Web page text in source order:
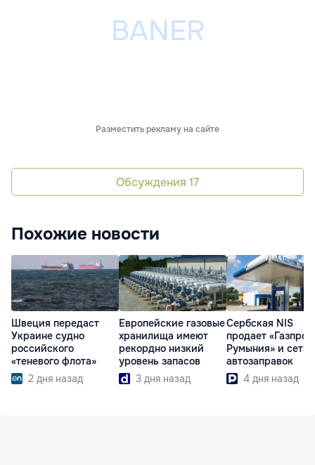
Разместить рекламу на сайте
Обсуждения 17
Похожие новости
Швеция передаст
Украине судно
российского
«теневого флота»
2 дня назад
Европейские газовые
хранилища имеют
рекордно низкий
уровень запасов
3 дня назад
Сербская NIS
продает «Газпром
Румыния» и сеть
автозаправок
4 дня назад